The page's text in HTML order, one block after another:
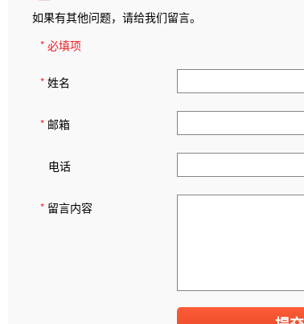
如果有其他问题，请给我们留言。
* 必填项
* 姓名
* 邮箱
电话
* 留言内容